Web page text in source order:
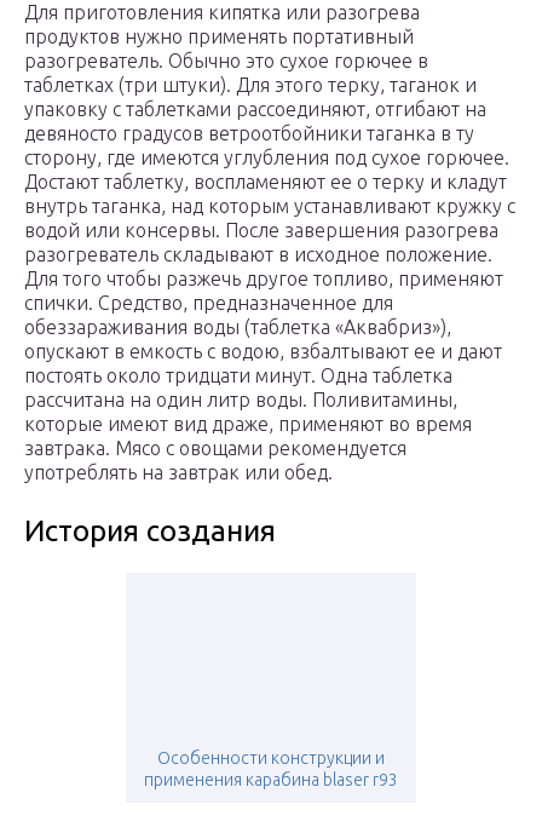
Для приготовления кипятка или разогрева
продуктов нужно применять портативный
разогреватель. Обычно это сухое горючее в
таблетках (три штуки). Для этого терку, таганок и
упаковку с таблетками рассоединяют, отгибают на
девяносто градусов ветроотбойники таганка в ту
сторону, где имеются углубления под сухое горючее.
Достают таблетку, воспламеняют ее о терку и кладут
внутрь таганка, над которым устанавливают кружку с
водой или консервы. После завершения разогрева
разогреватель складывают в исходное положение.
Для того чтобы разжечь другое топливо, применяют
спички. Средство, предназначенное для
обеззараживания воды (таблетка «Аквабриз»),
опускают в емкость с водою, взбалтывают ее и дают
постоять около тридцати минут. Одна таблетка
рассчитана на один литр воды. Поливитамины,
которые имеют вид драже, применяют во время
завтрака. Мясо с овощами рекомендуется
употреблять на завтрак или обед.
История создания
Особенности конструкции и
применения карабина blaser r93